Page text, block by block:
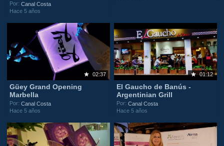
Por:Canal Costa
Hace 5 años
02:37
Güey Grand Opening
Marbella
Por:Canal Costa
Hace 5 años
01:12
El Gaucho de Banús -
Argentinian Grill
Por:Canal Costa
Hace 5 años